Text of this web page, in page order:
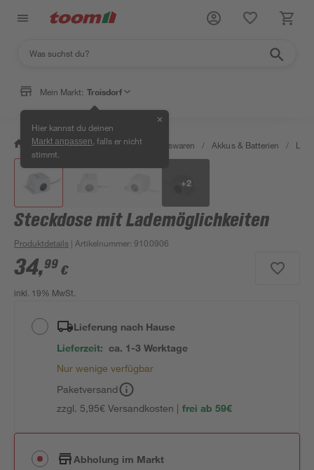
Mein Markt: Troisdorf
Hier kannst du deinen
Markt anpassen , falls er nicht
stimmt.
✕
/ Wohnen & Haushalt / Haushaltswaren / Akkus & Batterien /
+2
Steckdose mit Lademöglichkeiten
Produktdetails | Artikelnummer:9100906
34,99 €
inkl. 19% MwSt.
Lieferung nach Hause
Lieferzeit: ca. 1-3 Werktage
Nur wenige verfügbar
Paketversand
zzgl. 5,95€ Versandkosten | frei ab 59€
Abholung im Markt